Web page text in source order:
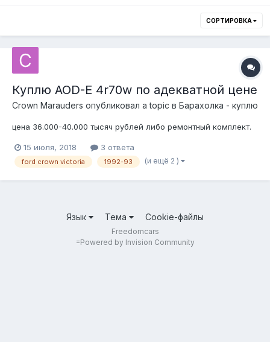
СОРТИРОВКА
Куплю AOD-E 4r70w по адекватной цене
Crown Marauders опубликовал a topic в Барахолка - куплю
цена 36.000-40.000 тысяч рублей либо ремонтный комплект.
15 июля, 2018 3 ответа
ford crown victoria 1992-93 (и ещё 2 )
Язык Тема Cookie-файлы
Freedomcars
=Powered by Invision Community